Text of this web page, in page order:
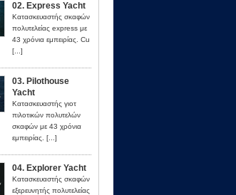
02. Express Yacht
Κατασκευαστής σκαφών
πολυτελείας express με
43 χρόνια εμπειρίας. Cu
[...]
03. Pilothouse
Yacht
Κατασκευαστής γιοτ
πιλοτικών πολυτελών
σκαφών με 43 χρόνια
εμπειρίας. [...]
04. Explorer Yacht
Κατασκευαστής σκαφών
εξερευνητής πολυτελείας